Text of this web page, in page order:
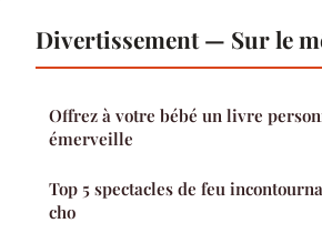
Divertissement — Sur le
Offrez à votre bébé un livre
émerveille
Top 5 spectacles de feu
cho